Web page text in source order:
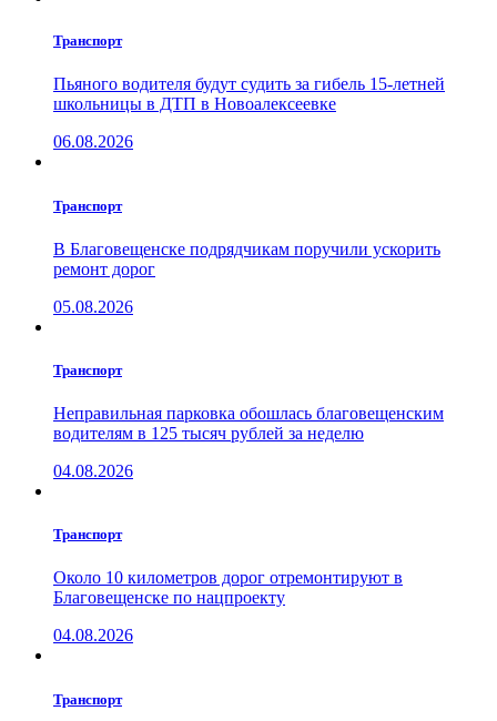
Транспорт
Пьяного водителя будут судить за гибель 15-летней
школьницы в ДТП в Новоалексеевке
06.08.2026
Транспорт
В Благовещенске подрядчикам поручили ускорить
ремонт дорог
05.08.2026
Транспорт
Неправильная парковка обошлась благовещенским
водителям в 125 тысяч рублей за неделю
04.08.2026
Транспорт
Около 10 километров дорог отремонтируют в
Благовещенске по нацпроекту
04.08.2026
Транспорт